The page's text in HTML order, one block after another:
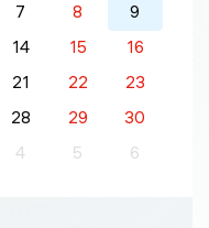
7 8
9
14 15
16
21 22
23
28 29
30
4 5 6